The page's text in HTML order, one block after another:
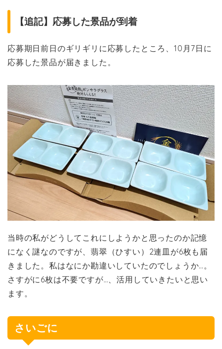
【追記】応募した景品が到着
応募期日前日のギリギリに応募したところ、10月7日に
応募した景品が届きました。
当時の私がどうしてこれにしようかと思ったのか記憶
になく謎なのですが、翡翠（ひすい）2連皿が6枚も届
きました。私はなにか勘違いしていたのでしょうか…。
さすがに6枚は不要ですが…、活用していきたいと思い
ます。
さいごに